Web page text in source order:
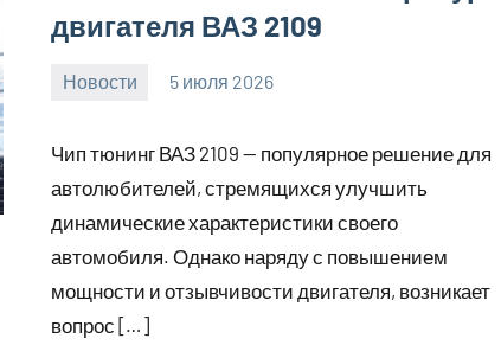
двигателя ВАЗ 2109
Новости 5 июля 2026
Чип тюнинг ВАЗ 2109 — популярное решение для
автолюбителей, стремящихся улучшить
динамические характеристики своего
автомобиля. Однако наряду с повышением
мощности и отзывчивости двигателя, возникает
вопрос […]